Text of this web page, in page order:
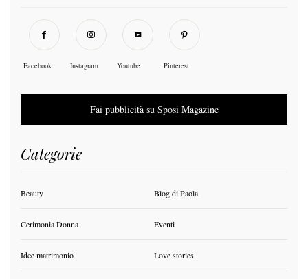
Facebook Instagram Youtube Pinterest
Fai pubblicità su Sposi Magazine
Categorie
Beauty Blog di Paola
Cerimonia Donna Eventi
Idee matrimonio Love stories